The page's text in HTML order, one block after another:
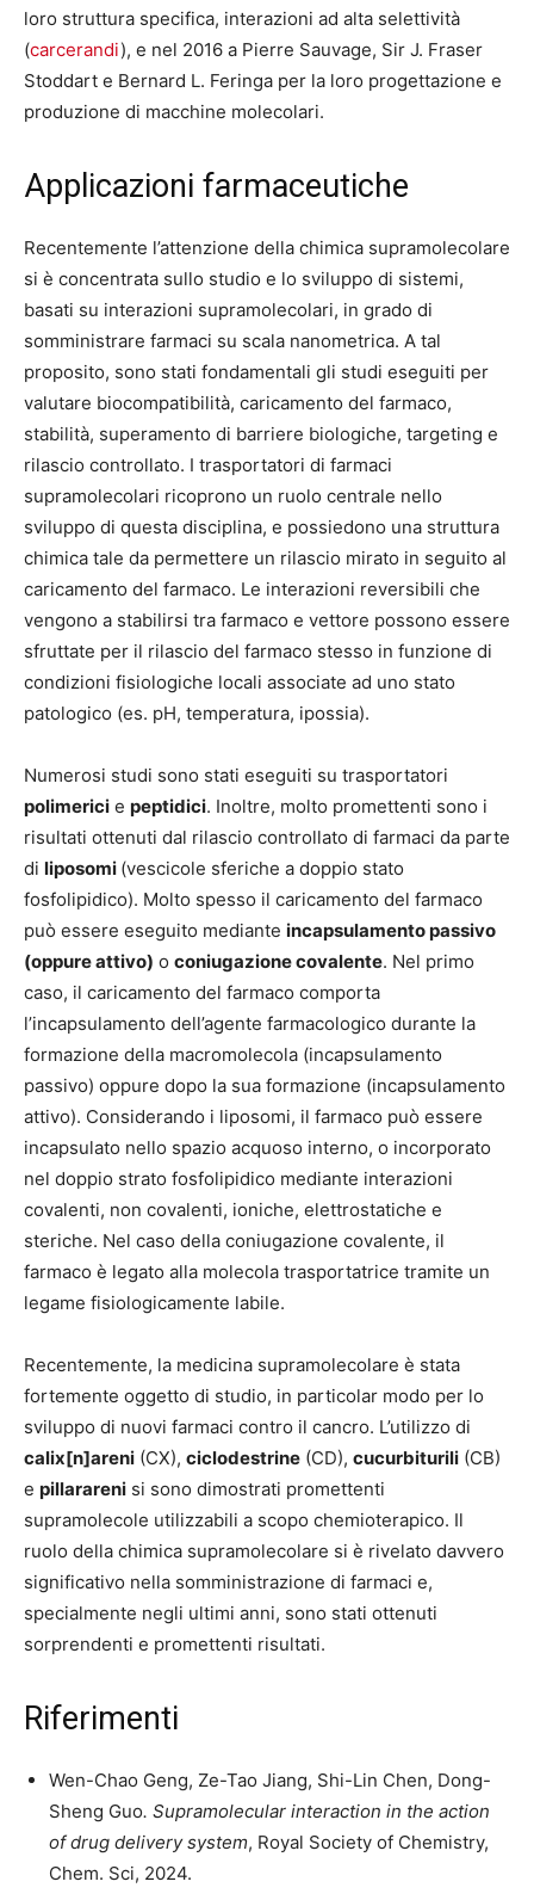
loro struttura specifica, interazioni ad alta selettività
(carcerandi), e nel 2016 a Pierre Sauvage, Sir J. Fraser
Stoddart e Bernard L. Feringa per la loro progettazione e
produzione di macchine molecolari.
Applicazioni farmaceutiche
Recentemente l’attenzione della chimica supramolecolare
si è concentrata sullo studio e lo sviluppo di sistemi,
basati su interazioni supramolecolari, in grado di
somministrare farmaci su scala nanometrica. A tal
proposito, sono stati fondamentali gli studi eseguiti per
valutare biocompatibilità, caricamento del farmaco,
stabilità, superamento di barriere biologiche, targeting e
rilascio controllato. I trasportatori di farmaci
supramolecolari ricoprono un ruolo centrale nello
sviluppo di questa disciplina, e possiedono una struttura
chimica tale da permettere un rilascio mirato in seguito al
caricamento del farmaco. Le interazioni reversibili che
vengono a stabilirsi tra farmaco e vettore possono essere
sfruttate per il rilascio del farmaco stesso in funzione di
condizioni fisiologiche locali associate ad uno stato
patologico (es. pH, temperatura, ipossia).
Numerosi studi sono stati eseguiti su trasportatori
polimerici e peptidici. Inoltre, molto promettenti sono i
risultati ottenuti dal rilascio controllato di farmaci da parte
di liposomi (vescicole sferiche a doppio stato
fosfolipidico). Molto spesso il caricamento del farmaco
può essere eseguito mediante incapsulamento passivo
(oppure attivo) o coniugazione covalente. Nel primo
caso, il caricamento del farmaco comporta
l’incapsulamento dell’agente farmacologico durante la
formazione della macromolecola (incapsulamento
passivo) oppure dopo la sua formazione (incapsulamento
attivo). Considerando i liposomi, il farmaco può essere
incapsulato nello spazio acquoso interno, o incorporato
nel doppio strato fosfolipidico mediante interazioni
covalenti, non covalenti, ioniche, elettrostatiche e
steriche. Nel caso della coniugazione covalente, il
farmaco è legato alla molecola trasportatrice tramite un
legame fisiologicamente labile.
Recentemente, la medicina supramolecolare è stata
fortemente oggetto di studio, in particolar modo per lo
sviluppo di nuovi farmaci contro il cancro. L’utilizzo di
calix[n]areni (CX), ciclodestrine (CD), cucurbiturili (CB)
e pillarareni si sono dimostrati promettenti
supramolecole utilizzabili a scopo chemioterapico. Il
ruolo della chimica supramolecolare si è rivelato davvero
significativo nella somministrazione di farmaci e,
specialmente negli ultimi anni, sono stati ottenuti
sorprendenti e promettenti risultati.
Riferimenti
Wen-Chao Geng, Ze-Tao Jiang, Shi-Lin Chen, Dong-
Sheng Guo. Supramolecular interaction in the action
of drug delivery system, Royal Society of Chemistry,
Chem. Sci, 2024.